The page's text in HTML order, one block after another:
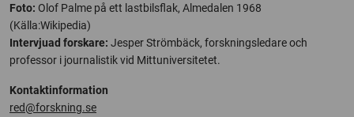
Foto: Olof Palme på ett lastbilsflak, Almedalen 1968
(Källa:Wikipedia)
Intervjuad forskare: Jesper Strömbäck, forskningsledare och
professor i journalistik vid Mittuniversitetet.
Kontaktinformation
red@forskning.se